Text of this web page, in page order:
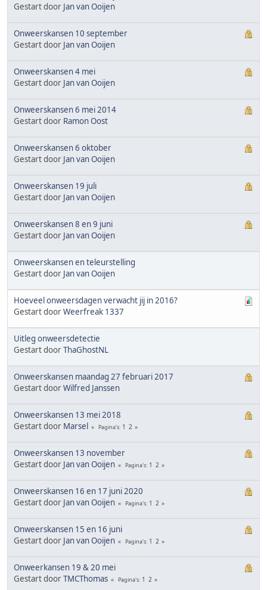
Gestart door Jan van Ooijen
Onweerskansen 10 september
Gestart door Jan van Ooijen
Onweerskansen 4 mei
Gestart door Jan van Ooijen
Onweerskansen 6 mei 2014
Gestart door Ramon Oost
Onweerskansen 6 oktober
Gestart door Jan van Ooijen
Onweerskansen 19 juli
Gestart door Jan van Ooijen
Onweerskansen 8 en 9 juni
Gestart door Jan van Ooijen
Onweerskansen en teleurstelling
Gestart door Jan van Ooijen
Hoeveel onweersdagen verwacht jij in 2016?
Gestart doorWeerfreak 1337
Uitleg onweersdetectie
Gestart doorThaGhostNL
Onweerskansen maandag 27 februari 2017
Gestart doorWilfred Janssen
Onweerskansen 13 mei 2018
Gestart door Marsel Pagina's 1 2
Onweerskansen 13 november
Gestart door Jan van Ooijen Pagina's 1 2
Onweerskansen 16 en 17 juni 2020
Gestart door Jan van Ooijen Pagina's 1 2
Onweerskansen 15 en 16 juni
Gestart door Jan van Ooijen Pagina's 1 2
Onweerkansen 19 & 20 mei
Gestart doorTMCThomas Pagina's 1 2